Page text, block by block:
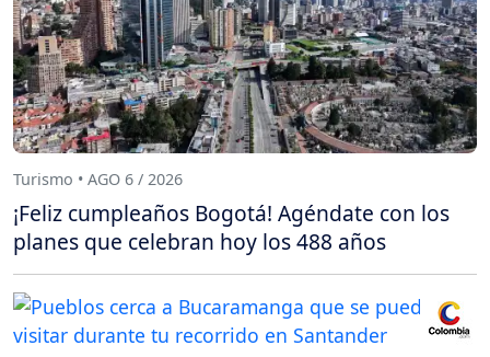
Turismo • AGO 6 / 2026
¡Feliz cumpleaños Bogotá! Agéndate con los
planes que celebran hoy los 488 años